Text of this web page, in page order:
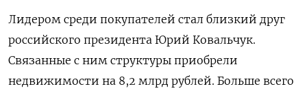
Лидером среди покупателей стал близкий друг
российского президента Юрий Ковальчук.
Связанные с ним структуры приобрели
недвижимости на 8,2 млрд рублей. Больше всего